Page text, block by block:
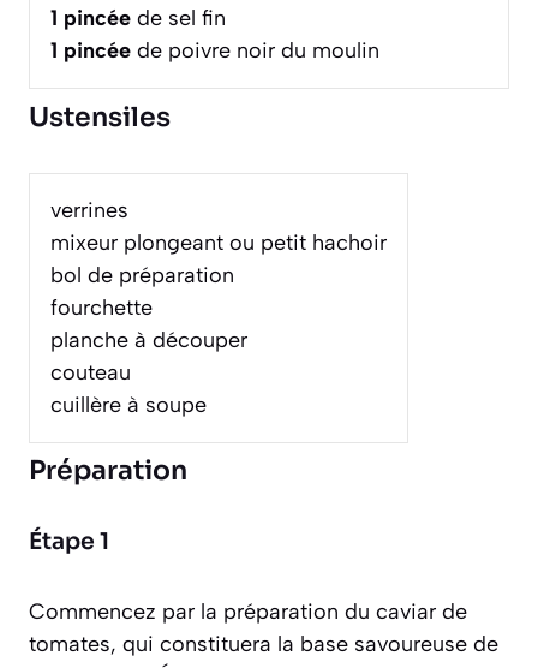
1 pincée de sel fin
1 pincée de poivre noir du moulin
Ustensiles
verrines
mixeur plongeant ou petit hachoir
bol de préparation
fourchette
planche à découper
couteau
cuillère à soupe
Préparation
Étape 1
Commencez par la préparation du caviar de
tomates, qui constituera la base savoureuse de